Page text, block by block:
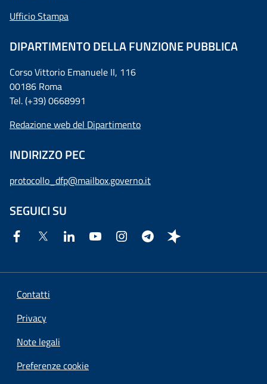
Ufficio Stampa
DIPARTIMENTO DELLA FUNZIONE PUBBLICA
Corso Vittorio Emanuele II, 116
00186 Roma
Tel. (+39) 0668991
Redazione web del Dipartimento
INDIRIZZO PEC
protocollo_dfp@mailbox.governo.it
SEGUICI SU
Contatti
Privacy
Note legali
Preferenze cookie